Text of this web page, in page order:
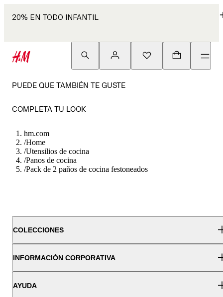
20% EN TODO INFANTIL
PUEDE QUE TAMBIÉN TE GUSTE
COMPLETA TU LOOK
hm.com
/Home
/Utensilios de cocina
/Panos de cocina
/Pack de 2 paños de cocina festoneados
COLECCIONES
INFORMACIÓN CORPORATIVA
AYUDA